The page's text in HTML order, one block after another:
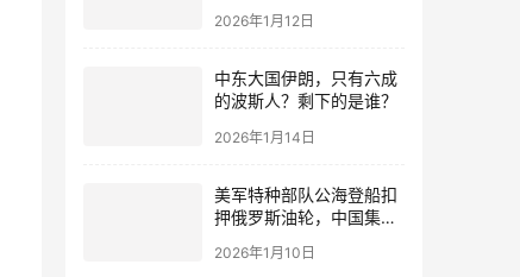
2026年1月12日
中东大国伊朗，只有六成
的波斯人？剩下的是谁？
2026年1月14日
美军特种部队公海登船扣
押俄罗斯油轮，中国集装
2026年1月10日